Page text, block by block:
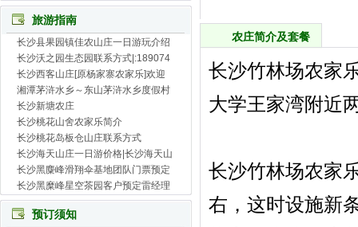
旅游指南
长沙县果园镇佳农山庄一日游玩介绍
长沙沃之园生态园联系方式|:189074
长沙西客山庄[原杨家寨农家乐]欢迎
湘潭茅浒水乡～东山茅浒水乡度假村
长沙新塘农庄
长沙桃花山舍农家乐简介
长沙桃花岛板仓山庄联系方式
长沙海天山庄一日游价格|长沙海天山
长沙黑麋峰滑翔伞基地团队门票预定
长沙黑糜峰星空茶园客户预定雷经理
预订须知
农庄简介及套餐
长沙竹林场农家
大学王家湾附近
长沙竹林场农家
右，这时设施新